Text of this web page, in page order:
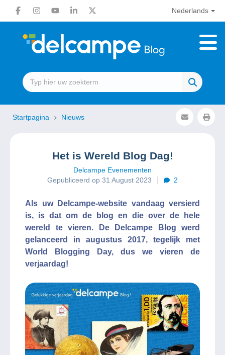
Nederlands
Startpagina Nieuws
Het is Wereld Blog Dag!
Delcampe Evenementen
Gepubliceerd op 31 August 2023
2
Als uw Delcampe-website vandaag versierd
is, is dat om de blog en die over de hele
wereld te vieren. De Delcampe Blog werd
gelanceerd in augustus 2017, tegelijk met
World Blogging Day, dus we vieren de
verjaardag!